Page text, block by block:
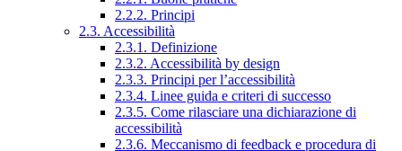
2.2.2. Principi
2.3. Accessibilità
2.3.1. Definizione
2.3.2. Accessibilità by design
2.3.3. Principi per l’accessibilità
2.3.4. Linee guida e criteri di successo
2.3.5. Come rilasciare una dichiarazione di
accessibilità
2.3.6. Meccanismo di feedback e procedura di